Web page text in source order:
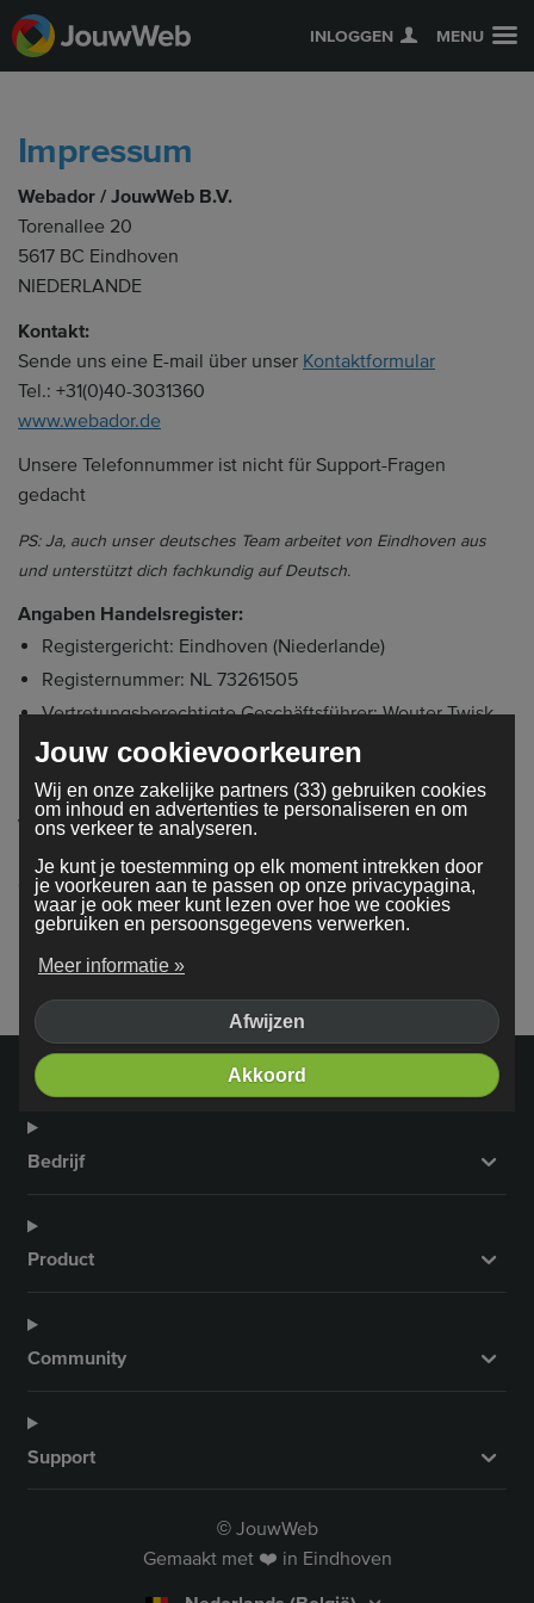
INLOGGEN MENU
Impressum
Webador / JouwWeb B.V.
Torenallee 20
5617 BC Eindhoven
NIEDERLANDE
Kontakt:
Sende uns eine E-mail über unser Kontaktformular
Tel.: +31(0)40-3031360
www.webador.de
Unsere Telefonnummer ist nicht für Support-Fragen
gedacht
PS: Ja, auch unser deutsches Team arbeitet von Eindhoven aus
und unterstützt dich fachkundig auf Deutsch.
Angaben Handelsregister:
Registergericht: Eindhoven (Niederlande)
Registernummer: NL 73261505
Vertretungsberechtigte Geschäftsführer: Wouter Twisk
Umsatzsteuer-Identifikationsnummer nach § 27a UStG:
NL859426580B01
Verweis auf Streitschlichtungsbehörde:
Die Europäische Kommission stellt eine Plattform zur
Online-Streitbeilegung (OS) bereit. Die Plattform findest du
unterhttps://ec.europa.eu/consumers/odr/. Bei
Bedrijf
Product
Community
Support
© JouwWeb
Gemaakt met ❤️ in Eindhoven
Jouw cookievoorkeuren
Wij en onze zakelijke partners (33) gebruiken cookies
om inhoud en advertenties te personaliseren en om
ons verkeer te analyseren.
Je kunt je toestemming op elk moment intrekken door
je voorkeuren aan te passen op onze privacypagina,
waar je ook meer kunt lezen over hoe we cookies
gebruiken en persoonsgegevens verwerken.
Meer informatie »
Afwijzen
Akkoord